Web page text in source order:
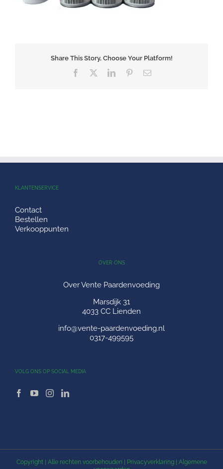
Share This Story, Choose Your Platform!
Facebook LinkedInPinterest
E-
KLANTENSERVICE
Contact
Bestellen
Verkooppunten
OVER ONS
Over Vente Paardenvoeding
Marsdijk 31
4033 CC Lienden
info@vente-paardenvoeding.nl
0317-499595
VOLG ONS OP SOCIAL MEDIA
Copyright | Alle rechten voorbehouden | Privacyverklaring| Algemene